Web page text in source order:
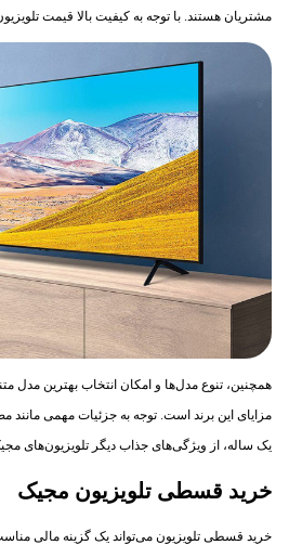
مشتریان هستند. با توجه به کیفیت بالا قیمت
همچنین، تنوع مدل‌ها و امکان انتخاب بهترین مدل
مزایای این برند است. توجه به جزئیات مهمی
یک ساله، از ویژگی‌های جذاب دیگر تلویزیون‌های
خرید قسطی تلویزیون مجیک
خرید قسطی تلویزیون می‌تواند یک گزینه مالی